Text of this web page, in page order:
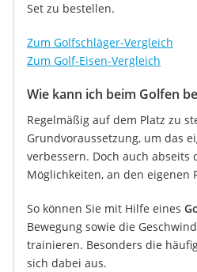
Set zu bestellen.
Zum Golfschläger-Vergleich
Zum Golf-Eisen-Vergleich
Wie kann ich beim Golfen
Regelmäßig auf dem Platz zu
Grundvoraussetzung, um das
verbessern. Doch auch abseits
Möglichkeiten, an den eigenen
So können Sie mit Hilfe eines
Bewegung sowie die
trainieren. Besonders die
sich dabei aus.